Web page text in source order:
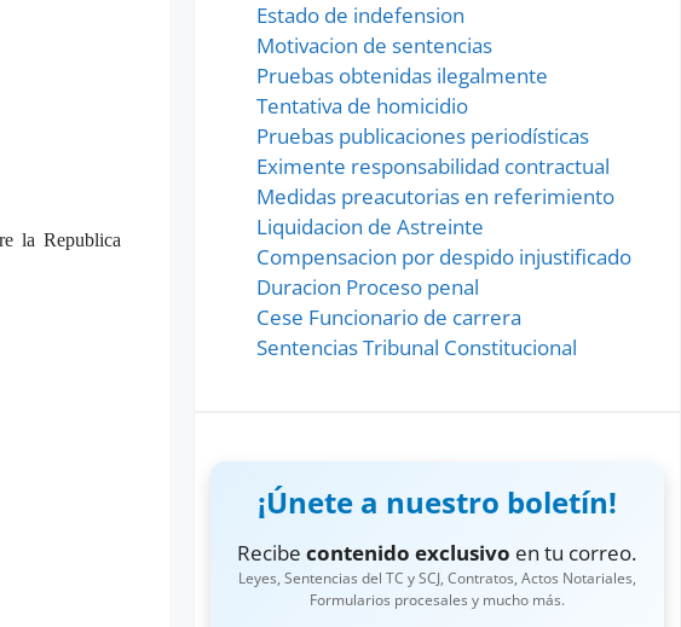
la Republica
Estado de indefension
Motivacion de sentencias
Pruebas obtenidas ilegalmente
Tentativa de homicidio
Pruebas publicaciones periodísticas
Eximente responsabilidad contractual
Medidas preacutorias en referimiento
Liquidacion de Astreinte
Compensacion por despido injustificado
Duracion Proceso penal
Cese Funcionario de carrera
Sentencias Tribunal Constitucional
¡Únete a nuestro boletín!
Recibecontenido exclusivo en tu correo.
Leyes, Sentencias del TC y SCJ, Contratos, Actos Notariales,
Formularios procesales y mucho más.